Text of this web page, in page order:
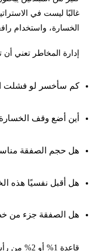
غالبًا ليست في
الخسارة، واستخدام
إدارة المخاطر تعني
كم سأخسر لو فشلت
أين أضع وقف
هل حجم الصفقة
هل أقبل نفسيًا هذه
هل الصفقة جزء من
قاعدة 1%